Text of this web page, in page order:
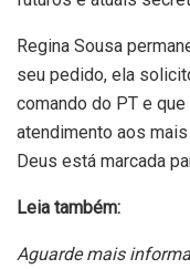
Regina Sousa
seu pedido, ela
comando do PT e
atendimento aos
Deus está marcada
Leia também:
Aguarde mais